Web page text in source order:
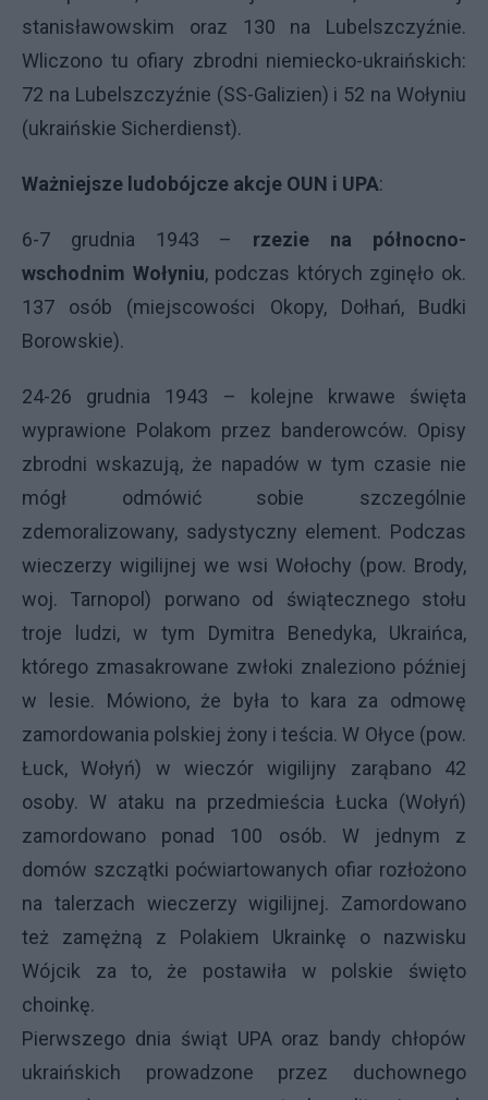
stanisławowskim oraz 130 na Lubelszczyźnie.
Wliczono tu ofiary zbrodni niemiecko-ukraińskich:
72 na Lubelszczyźnie (SS-Galizien) i 52 na Wołyniu
(ukraińskie Sicherdienst).
Ważniejsze ludobójcze akcje OUN i UPA:
6-7 grudnia 1943 – rzezie na północno-
wschodnim Wołyniu, podczas których zginęło ok.
137 osób (miejscowości Okopy, Dołhań, Budki
Borowskie).
24-26 grudnia 1943 – kolejne krwawe święta
wyprawione Polakom przez banderowców. Opisy
zbrodni wskazują, że napadów w tym czasie nie
mógł odmówić sobie szczególnie
zdemoralizowany, sadystyczny element. Podczas
wieczerzy wigilijnej we wsi Wołochy (pow. Brody,
woj. Tarnopol) porwano od świątecznego stołu
troje ludzi, w tym Dymitra Benedyka, Ukraińca,
którego zmasakrowane zwłoki znaleziono później
w lesie. Mówiono, że była to kara za odmowę
zamordowania polskiej żony i teścia. W Ołyce (pow.
Łuck, Wołyń) w wieczór wigilijny zarąbano 42
osoby. W ataku na przedmieścia Łucka (Wołyń)
zamordowano ponad 100 osób. W jednym z
domów szczątki poćwiartowanych ofiar rozłożono
na talerzach wieczerzy wigilijnej. Zamordowano
też zamężną z Polakiem Ukrainkę o nazwisku
Wójcik za to, że postawiła w polskie święto
choinkę.
Pierwszego dnia świąt UPAoraz bandy chłopów
ukraińskich prowadzone przez duchownego